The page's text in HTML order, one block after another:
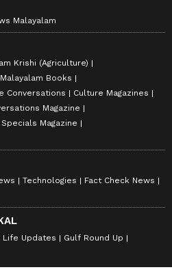
Malayalam
Krishi (Agriculture)
Malayalam Books
Conversations
Culture Magazines
Magazine
Magazine
Technologies
Fact Check News
Life Updates
Gulf Round Up